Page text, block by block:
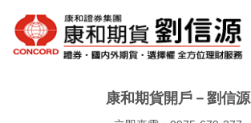
康和期貨開戶－劉信源